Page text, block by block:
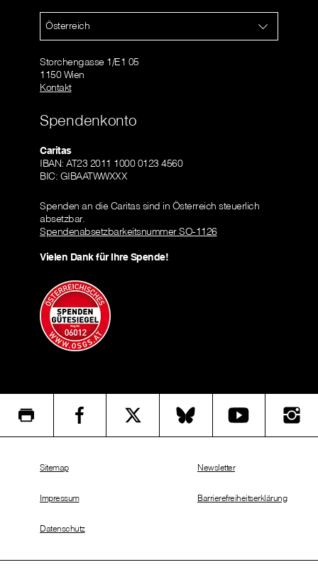
Österreich
Storchengasse 1/E1 05
1150 Wien
Kontakt
Spendenkonto
Caritas
IBAN: AT23 2011 1000 0123 4560
BIC: GIBAATWWXXX
Spenden an die Caritas sind in Österreich steuerlich
absetzbar.
Spendenabsetzbarkeitsnummer SO-1126
Vielen Dank für Ihre Spende!
Sitemap
Impressum
Datenschutz
Newsletter
Barrierefreiheitserklärung